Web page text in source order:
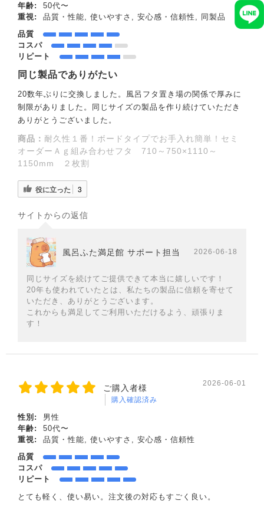
年齢:
50代〜
重視:
品質・性能, 使いやすさ, 安心感・信頼性, 同製品
品質
コスパ
リピート
同じ製品でありがたい
20数年ぶりに交換しました。風呂フタ置き場の関係で厚みに
制限がありました。同じサイズの製品を作り続けていただき
ありがとうございました。
商品： 耐久性１番！ボードタイプでお手入れ簡単！セミ
オーダーＡｇ組み合わせフタ 710～750×1110～
1150mm ２枚割
役に立った 3
サイトからの返信
風呂ふた満足館 サポート担当 2026-06-18
同じサイズを続けてご提供できて本当に嬉しいです！
20年も使われていたとは、私たちの製品に信頼を寄せて
いただき、ありがとうございます。
これからも満足してご利用いただけるよう、頑張りま
す！
ご購入者様
購入確認済み
2026-06-01
性別:
男性
年齢:
50代〜
重視:
品質・性能, 使いやすさ, 安心感・信頼性
品質
コスパ
リピート
とても軽く、使い易い。注文後の対応もすごく良い。